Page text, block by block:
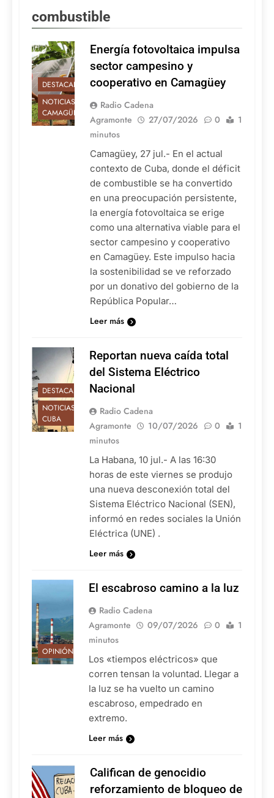
combustible
DESTACADAS
NOTICIAS DE
CAMAGÜEY
Energía fotovoltaica impulsa
sector campesino y
cooperativo en Camagüey
Radio Cadena
Agramonte
27/07/2026 0
1
minutos
Camagüey, 27 jul.- En el actual
contexto de Cuba, donde el déficit
de combustible se ha convertido
en una preocupación persistente,
la energía fotovoltaica se erige
como una alternativa viable para el
sector campesino y cooperativo
en Camagüey. Este impulso hacia
la sostenibilidad se ve reforzado
por un donativo del gobierno de la
República Popular…
Leer más
DESTACADAS
NOTICIAS DE
CUBA
Reportan nueva caída total
del Sistema Eléctrico
Nacional
Radio Cadena
Agramonte
10/07/2026 0
1
minutos
La Habana, 10 jul.- A las 16:30
horas de este viernes se produjo
una nueva desconexión total del
Sistema Eléctrico Nacional (SEN),
informó en redes sociales la Unión
Eléctrica (UNE) .
Leer más
OPINIÓN
El escabroso camino a la luz
Radio Cadena
Agramonte
09/07/2026 0
1
minutos
Los «tiempos eléctricos» que
corren tensan la voluntad. Llegar a
la luz se ha vuelto un camino
escabroso, empedrado en
extremo.
Leer más
Califican de genocidio
reforzamiento de bloqueo de